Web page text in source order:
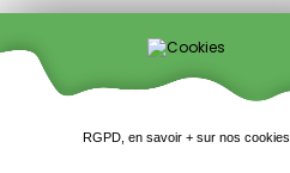
RGPD, en savoir + sur nos cookies